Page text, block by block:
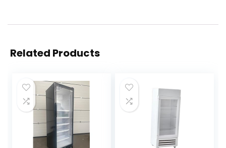
Related Products